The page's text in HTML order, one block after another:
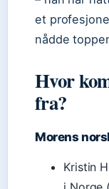
et
nådde
Hvor
fra?
Morens
Kristin